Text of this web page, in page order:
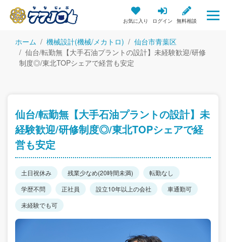
お気に入り ログイン 無料相談
ホーム 機械設計(機械/メカトロ)
仙台市青葉区
仙台/転勤無【大手石油プラントの設計】未経験歓迎/研修
制度◎/東北TOPシェアで経営も安定
仙台/転勤無【大手石油プラントの設計】未
経験歓迎/研修制度◎/東北TOPシェアで経
営も安定
土日祝休み 残業少なめ(20時間未満)
転勤なし
学歴不問
正社員 設立10年以上の会社
車通勤可
未経験でも可